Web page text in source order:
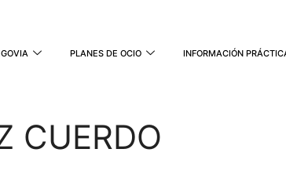
PLANES DE OCIO INFORMACIÓN
CUERDO